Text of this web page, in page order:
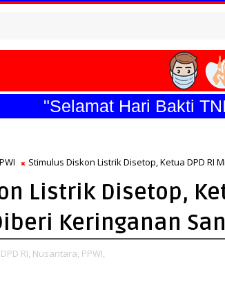
"Selamat Hari Bakti TNI
Stimulus Diskon Listrik Disetop, Ketua DPD RI
Listrik Disetop,
Keringanan
DPD RI, Nusantara, PPWI,